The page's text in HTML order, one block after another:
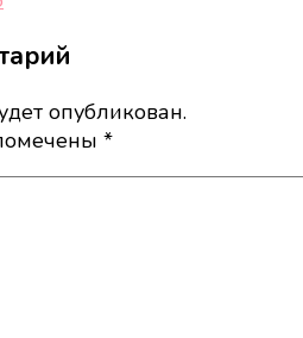
опубликован.
*